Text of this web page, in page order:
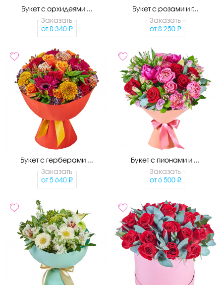
Букет с орхидеями ...
Заказать
от 8 340
Букет с розами и г...
Заказать
от 8 250
Букет с герберами ...
Заказать
от 5 640
Букет с пионами и ...
Заказать
от 6 500